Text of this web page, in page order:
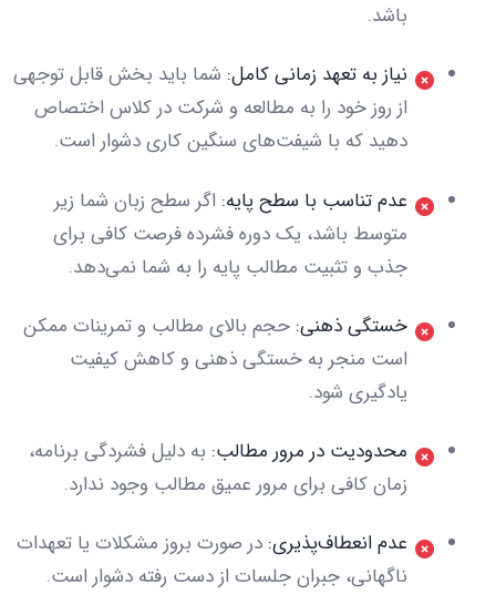
باشد.
نیاز به تعهد زمانی کامل: شما باید بخش قابل توجهی
از روز خود را به مطالعه و شرکت در کلاس اختصاص
دهید که با شیفت‌های سنگین کاری دشوار است.
عدم تناسب با سطح پایه: اگر سطح زبان شما زیر
متوسط باشد، یک دوره فشرده فرصت کافی برای
جذب و تثبیت مطالب پایه را به شما نمی‌دهد.
خستگی ذهنی: حجم بالای مطالب و تمرینات ممکن
است منجر به خستگی ذهنی و کاهش کیفیت
یادگیری شود.
محدودیت در مرور مطالب: به دلیل فشردگی برنامه،
زمان کافی برای مرور عمیق مطالب وجود ندارد.
عدم انعطاف‌پذیری: در صورت بروز مشکلات یا تعهدات
ناگهانی، جبران جلسات از دست رفته دشوار است.